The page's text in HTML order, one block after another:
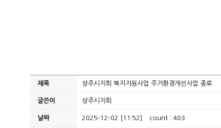
제목 상주시지회 복지지원사업 주거환경개선사업 종료
글쓴이 상주시지회
날짜 2025-12-02 [11:52] count : 403